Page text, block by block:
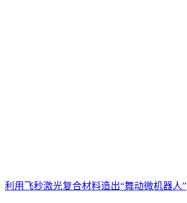
利用飞秒激光复合材料造出“舞动微机器人”